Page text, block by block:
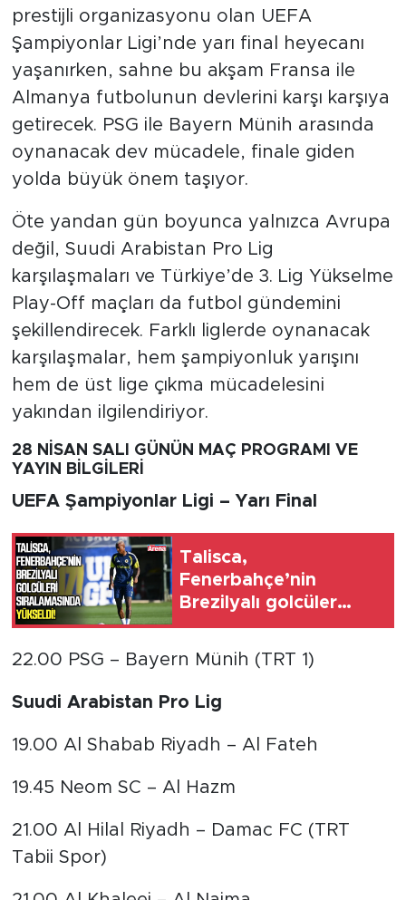
prestijli organizasyonu olan UEFA
Şampiyonlar Ligi’nde yarı final heyecanı
yaşanırken, sahne bu akşam Fransa ile
Almanya futbolunun devlerini karşı karşıya
getirecek. PSG ile Bayern Münih arasında
oynanacak dev mücadele, finale giden
yolda büyük önem taşıyor.
Öte yandan gün boyunca yalnızca Avrupa
değil, Suudi Arabistan Pro Lig
karşılaşmaları ve Türkiye’de 3. Lig Yükselme
Play-Off maçları da futbol gündemini
şekillendirecek. Farklı liglerde oynanacak
karşılaşmalar, hem şampiyonluk yarışını
hem de üst lige çıkma mücadelesini
yakından ilgilendiriyor.
28 NİSAN SALI GÜNÜN MAÇ PROGRAMI VE
YAYIN BİLGİLERİ
UEFA Şampiyonlar Ligi – Yarı Final
Talisca,
Fenerbahçe’nin
Brezilyalı golcüler
sıralamasında yükseldi
22.00 PSG – Bayern Münih (TRT 1)
Suudi Arabistan Pro Lig
19.00 Al Shabab Riyadh – Al Fateh
19.45 Neom SC – Al Hazm
21.00 Al Hilal Riyadh – Damac FC (TRT
Tabii Spor)